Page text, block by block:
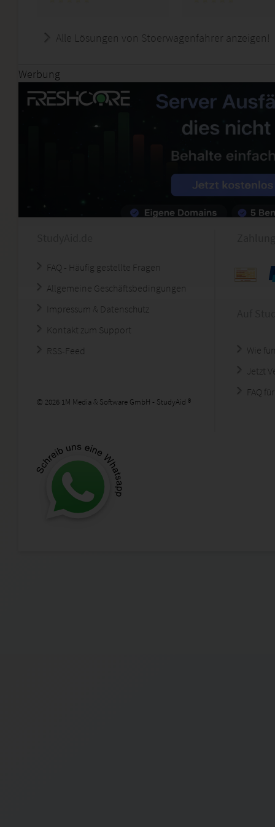
Alle Lösungen von Stoerwagenfahrer anzeigen!
Werbung
FAQ - Häufig gestellte Fragen
Allgemeine Geschäftsbedingungen
Impressum & Datenschutz
Kontakt zum Support
RSS-Feed
© 2026 1M Media & Software GmbH - StudyAid ®
Wie
Jetzt
FAQ